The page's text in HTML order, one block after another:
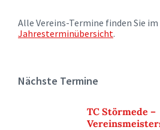
Alle Vereins-Termine finden Sie im
Jahresterminübersicht.
Nächste Termine
TC Störmede –